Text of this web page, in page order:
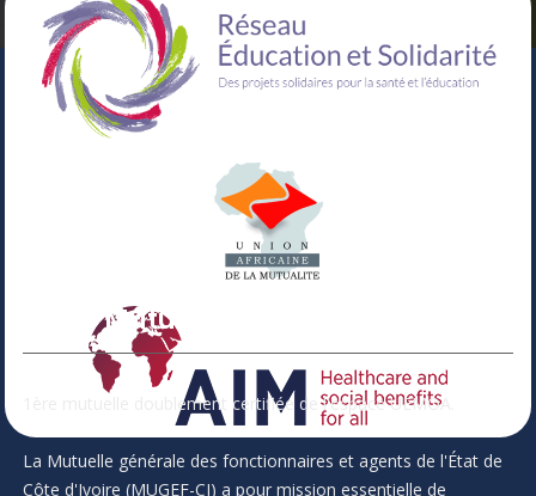
Votre Mutuelle
1ère mutuelle doublement certifiée de l'espace UEMOA.
La Mutuelle générale des fonctionnaires et agents de l'État de
Côte d'Ivoire (MUGEF-CI) a pour mission essentielle de